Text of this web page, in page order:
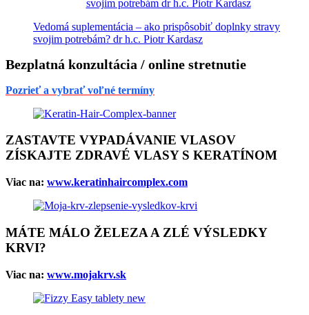
Vedomá suplementácia – ako prispôsobiť doplnky stravy
svojim potrebám? dr h.c. Piotr Kardasz
Bezplatná konzultácia / online stretnutie
Pozrieť a vybrať voľné termíny
ZASTAVTE VYPADÁVANIE VLASOV
ZÍSKAJTE ZDRAVÉ VLASY S KERATÍNOM
Viac na: www.keratinhaircomplex.com
MÁTE MÁLO ŽELEZA A ZLÉ VÝSLEDKY
KRVI?
Viac na: www.mojakrv.sk